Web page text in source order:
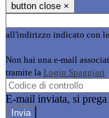
button close ×
all'indirizzo indicato con
Non hai una e-mail
tramite la Login Spaggiari
E-mail inviata, si